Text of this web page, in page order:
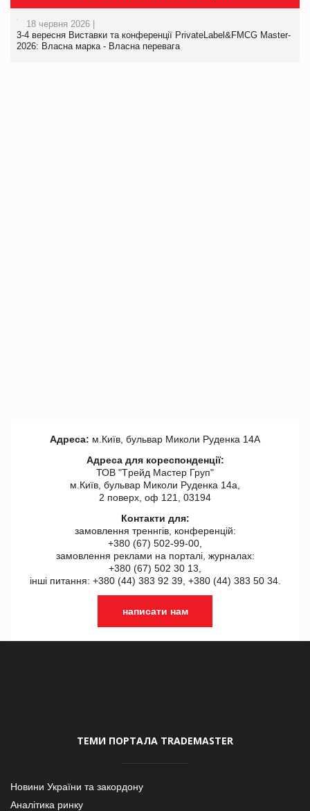
18 червня 2026 |
3-4 вересня Виставки та конференції PrivateLabel&FMCG Master-
2026: Власна марка - Власна перевага
Адреса: м.Київ, бульвар Миколи Руденка 14А
Адреса для кореспонденції:
ТОВ "Tрейд Мастер Груп"
м.Київ, бульвар Миколи Руденка 14а,
2 поверх, оф 121, 03194
Контакти для:
замовлення треннгів, конференцій:
+380 (67) 502-99-00,
замовлення реклами на порталі, журналах:
+380 (67) 502 30 13,
інші питання: +380 (44) 383 92 39, +380 (44) 383 50 34.
написати нам
ТЕМИ ПОРТАЛА TRADEMASTER
Новини України та закордону
Аналітика ринку